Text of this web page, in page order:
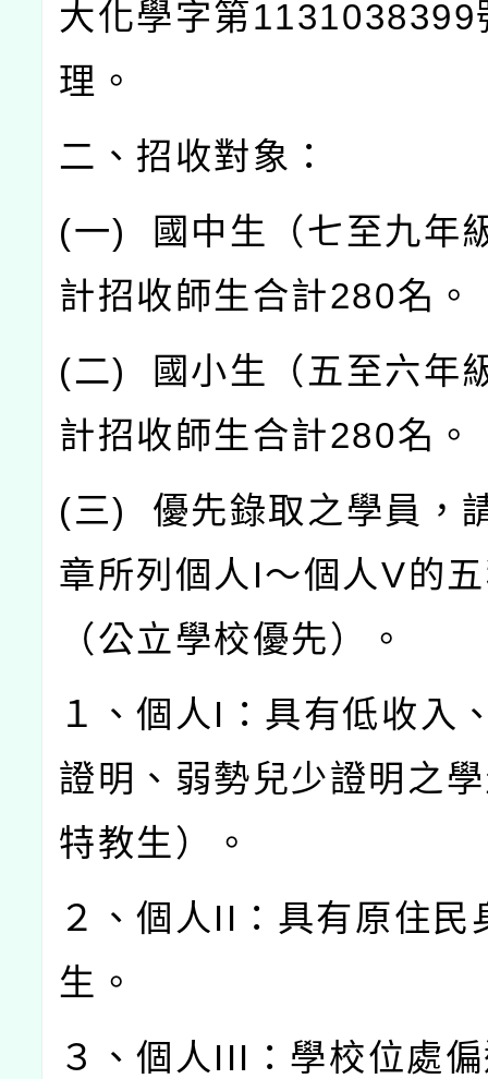
大化學字第1131038399
理。
二、招收對象：
(一)
國中生（七至九年
計招收師生合計280名。
(二)
國小生（五至六年
計招收師生合計280名。
(三) 優先錄取之學員，
章所列個人 I～個人V的
（公立學校優先）。
１、個人 I ：具有低收入
證明、弱勢兒少證明之
特教生）。
２、個人 II ：具有原住
生。
３、個人 III ：學校位處